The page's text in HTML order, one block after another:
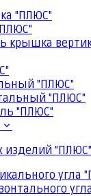
"ПЛЮС"
крышка
"ПЛЮС"
"ПЛЮС"
"ПЛЮС"
"ПЛЮС"
угла